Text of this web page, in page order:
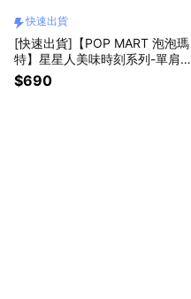
快速出貨
[快速出貨]【POP MART 泡泡瑪
特】星星人美味時刻系列-單肩包
(含運費)
$690